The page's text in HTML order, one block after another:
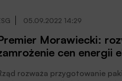
oraz narzucenie limitu
05.09.2022 14:29
Morawiecki:
cen energii
rozważa przygotowanie